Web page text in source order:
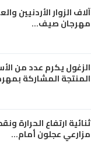
آلاف الزوار الأردنيين
مهرجان صيف…
الزغول يكرم عدد من
المنتجة المشاركة
ثنائية ارتفاع الحرارة
مزارعي عجلون أمام…